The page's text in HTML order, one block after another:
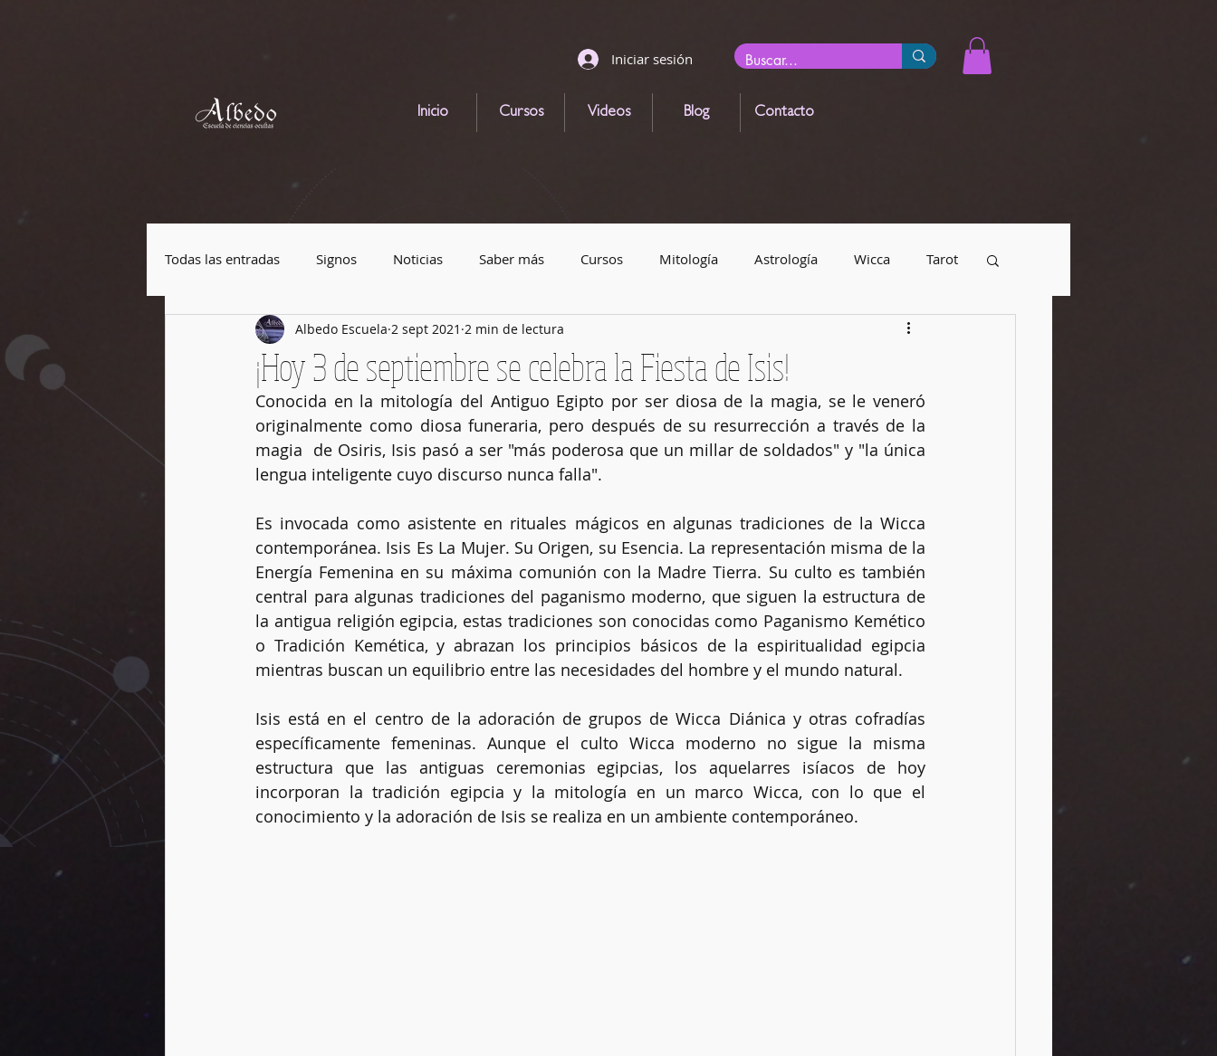
Iniciar sesión
Inicio Cursos Videos Blog Contacto
Todas las entradas Signos Noticias Saber más Cursos Mitología Astrología Wicca Tarot
Plantas mágicas Piedras mágicas Animales mágicos Leyendas urbanas
Festividades Cultura Pop Magia con velas Alquimia Runas Elementos Numerología
Vidas pasadas Dogmas Clarividencia Chakras
Rueda del año Péndulo Kybalión
¡Hoy 3 de septiembre se celebra la Fiesta de Isis!
Albedo Escuela 2 sept 2021 2 min de lectura
Conocida en la mitología del Antiguo Egipto por ser diosa de la magia, se le veneró
originalmente como diosa funeraria, pero después de su resurrección a través de la
magia  de Osiris, Isis pasó a ser "más poderosa que un millar de soldados" y "la única
lengua inteligente cuyo discurso nunca falla".
Es invocada como asistente en rituales mágicos en algunas tradiciones de la Wicca
contemporánea. Isis Es La Mujer. Su Origen, su Esencia. La representación misma de la
Energía Femenina en su máxima comunión con la Madre Tierra. Su culto es también
central para algunas tradiciones del paganismo moderno, que siguen la estructura de
la antigua religión egipcia, estas tradiciones son conocidas como Paganismo Kemético
o Tradición Kemética, y abrazan los principios básicos de la espiritualidad egipcia
mientras buscan un equilibrio entre las necesidades del hombre y el mundo natural.
Isis está en el centro de la adoración de grupos de Wicca Diánica y otras cofradías
específicamente femeninas. Aunque el culto Wicca moderno no sigue la misma
estructura que las antiguas ceremonias egipcias, los aquelarres isíacos de hoy
incorporan la tradición egipcia y la mitología en un marco Wicca, con lo que el
conocimiento y la adoración de Isis se realiza en un ambiente contemporáneo.